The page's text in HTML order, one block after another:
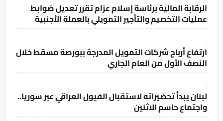
الرقابة المالية برئاسة إسلام عزام تقرر تعديل ضوابط
عمليات التخصيم والتأجير التمويلي بالعملة الأجنبية
ارتفاع أرباح شركات التمويل المدرجة ببورصة مسقط خلال
النصف الأول من العام الجاري
لبنان يبدأ تحضيراته لاستقبال الفيول العراقي عبر سوريا..
واجتماع حاسم الاثنين